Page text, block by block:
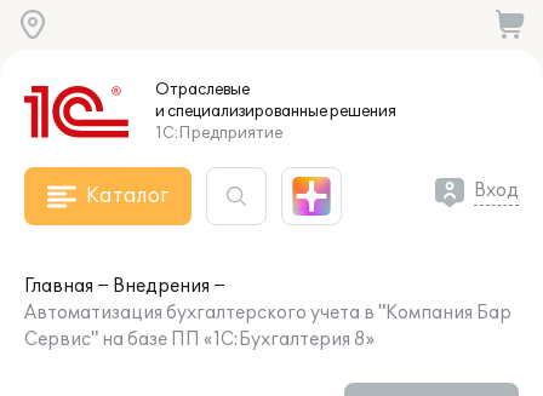
Отраслевые
и специализированныерешения
1С:Предприятие
Каталог Вход
Главная
Внедрения
Автоматизация бухгалтерского учета в "Компания Бар
Сервис" на базе ПП «1С:Бухгалтерия 8»